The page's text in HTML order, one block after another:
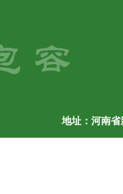
地址：河南省